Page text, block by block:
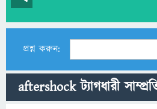
প্রশ্ন করুন:
aftershock ট্যাগধারী